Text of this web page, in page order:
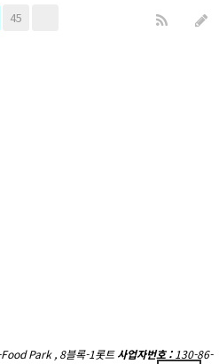
45
Park , 8블록-1롯트 사업자번호 : 130-86-